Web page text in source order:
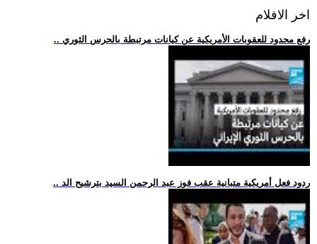
اخر الافلام
.. رفع محدود للعقوبات الأمريكية عن كيانات مرتبطة بالحرس الثوري
.. ردود فعل أمريكية متبانية عقب فوز عبد الرحمن السيد بترشيح الد